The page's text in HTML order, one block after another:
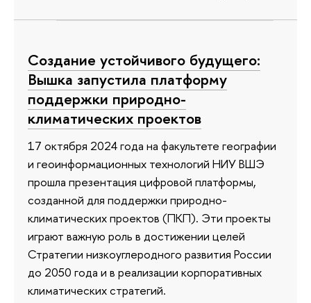
Создание устойчивого будущего:
Вышка запустила платформу
поддержки природно-
климатических проектов
17 октября 2024 года на факультете географии
и геоинформационных технологий НИУ ВШЭ
прошла презентация цифровой платформы,
созданной для поддержки природно-
климатических проектов (ПКП). Эти проекты
играют важную роль в достижении целей
Стратегии низкоуглеродного развития России
до 2050 года и в реализации корпоративных
климатических стратегий.